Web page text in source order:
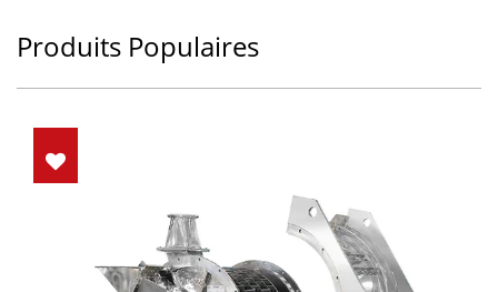
Produits Populaires